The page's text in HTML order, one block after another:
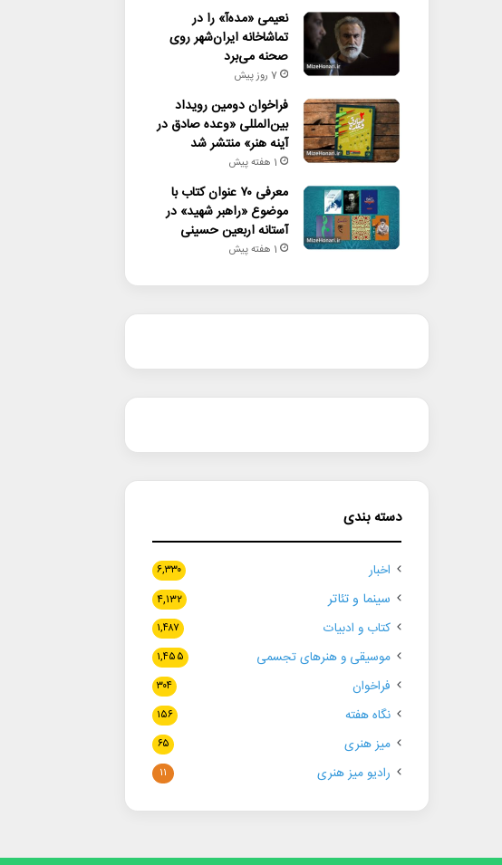
نعیمی «مده‌آ» را در
تماشاخانه ایران‌شهر روی
صحنه می‌برد
7 روز پیش
فراخوان دومین رویداد
بین‌المللی «وعده صادق در
آینه هنر» منتشر شد
1 هفته پیش
معرفی ۷۰ عنوان کتاب با
موضوع «راهبر شهید» در
آستانه اربعین حسینی
1 هفته پیش
دسته بندی
اخبار ۶,۳۳۰
سینما و تئاتر ۴,۱۳۲
کتاب و ادبیات ۱,۴۸۷
موسیقی و هنرهای تجسمی ۱,۴۵۵
فراخوان ۳۰۴
نگاه هفته ۱۵۶
میز هنری ۶۵
رادیو میز هنری ۱۱